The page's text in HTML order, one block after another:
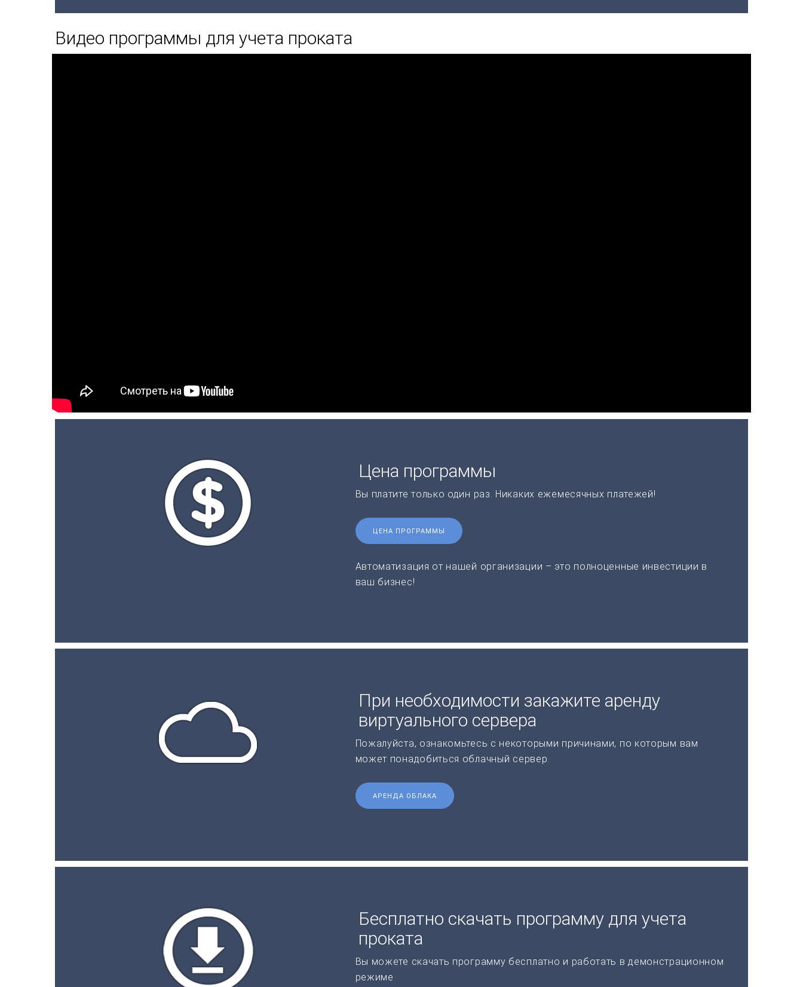
Видео программы для учета проката
Цена программы
Вы платите только один раз. Никаких ежемесячных платежей!
ЦЕНА ПРОГРАММЫ
Автоматизация от нашей организации – это полноценные инвестиции в
ваш бизнес!
При необходимости закажите аренду
виртуального сервера
Пожалуйста, ознакомьтесь с некоторыми причинами, по которым вам
может понадобиться облачный сервер.
АРЕНДА ОБЛАКА
Бесплатно скачать программу для учета
проката
Вы можете скачать программу бесплатно и работать в демонстрационном
режиме